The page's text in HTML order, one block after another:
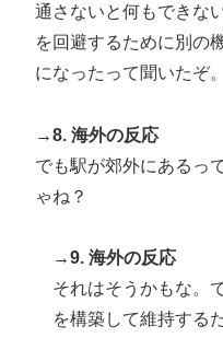
通さないと何もできな
を回避するために別の
になったって聞いたぞ。
→8. 海外の反応
でも駅が郊外にあるっ
ゃね？
→9. 海外の反応
それはそうかもな。
を構築して維持する